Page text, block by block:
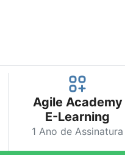
Agile Academy
E-Learning
1 Ano de Assinatura